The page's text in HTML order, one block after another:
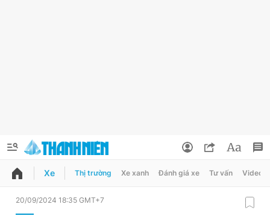
QUẢNG CÁO
Xe Thị trường Xe xanh Đánh giá xe Tư vấn Video
20/09/2024 18:35 GMT+7